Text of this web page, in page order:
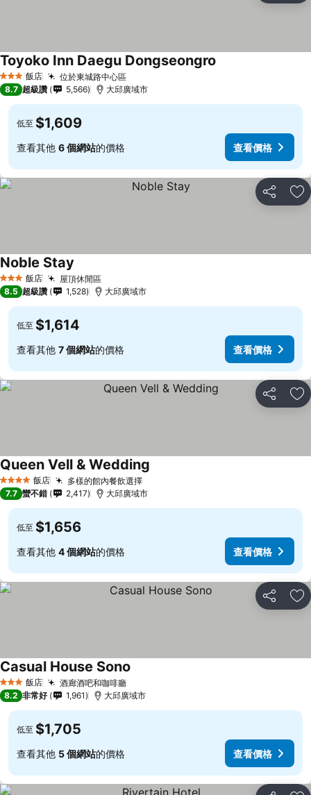
3 星級 飯店 位於東城路中心區
Toyoko Inn Daegu Dongseongro
8.7 超級讚 5,566 大邱廣域市
低至 $1,609
查看其他 6 個網站的價格 查看價格
分享 加
3 星級 飯店 屋頂休閒區
Noble Stay
8.5 超級讚 1,528 大邱廣域市
低至 $1,614
查看其他 7 個網站的價格 查看價格
分享 加
4 星級 飯店 多樣的館內餐飲選擇
Queen Vell & Wedding
7.7 蠻不錯 2,417 大邱廣域市
低至 $1,656
查看其他 4 個網站的價格 查看價格
分享 加
3 星級 飯店 酒廊酒吧和咖啡廳
Casual House Sono
8.2 非常好 1,961 大邱廣域市
低至 $1,705
查看其他 5 個網站的價格 查看價格